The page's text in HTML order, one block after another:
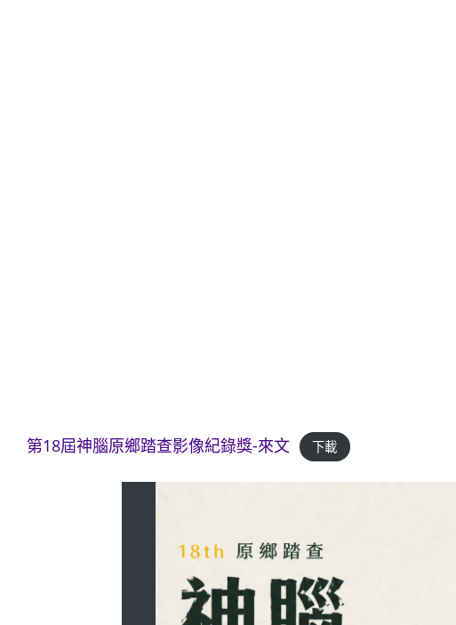
第18屆神腦原鄉踏查影像紀錄獎-來文 下載